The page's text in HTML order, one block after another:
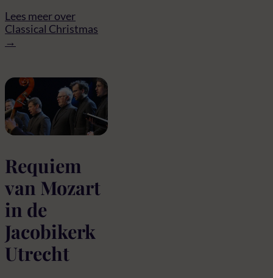
Lees meer over
Classical Christmas
→
Requiem
van Mozart
in de
Jacobikerk
Utrecht